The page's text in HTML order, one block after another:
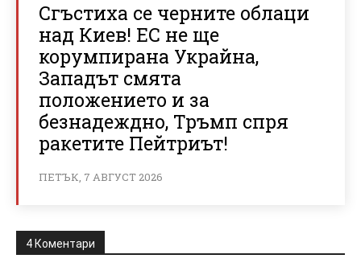
Сгъстиха се черните облаци
над Киев! ЕС не ще
корумпирана Украйна,
Западът смята
положението и за
безнадеждно, Тръмп спря
ракетите Пейтриът!
ПЕТЪК, 7 АВГУСТ 2026
4 Коментари